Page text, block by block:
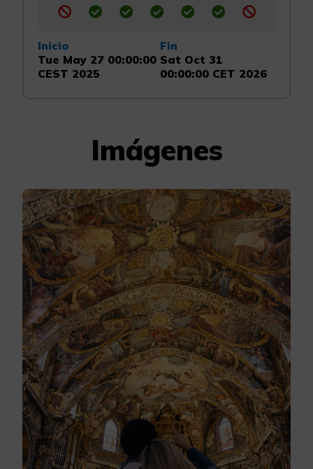
Inicio
Tue May 27 00:00:00
CEST 2025
Fin
Sat Oct 31
00:00:00 CET 2026
Imágenes